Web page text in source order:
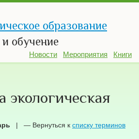
образование
и обучение
Новости Мероприятия Книги
экологическая
| — Вернуться к списку терминов